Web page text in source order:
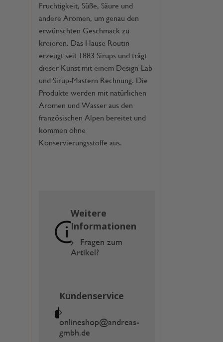
Fruchtigkeit, Süße, Säure und
andere Aromen, um genau den
erwünschten Geschmack zu
kreieren. Das Hause Routin
erzeugt seit 1883 Sirups und trägt
dieser Kunst mit einem Design-Lab
und Sirup-Mastern Rechnung. Die
Produkte werden mit natürlichen
Aromen und Wasser aus den
französischen Alpen bereitet und
kommen ohne
Konservierungsstoffe aus.
Weitere
Informationen
Fragen zum
Artikel?
Kundenservice
onlineshop@andreas-
gmbh.de